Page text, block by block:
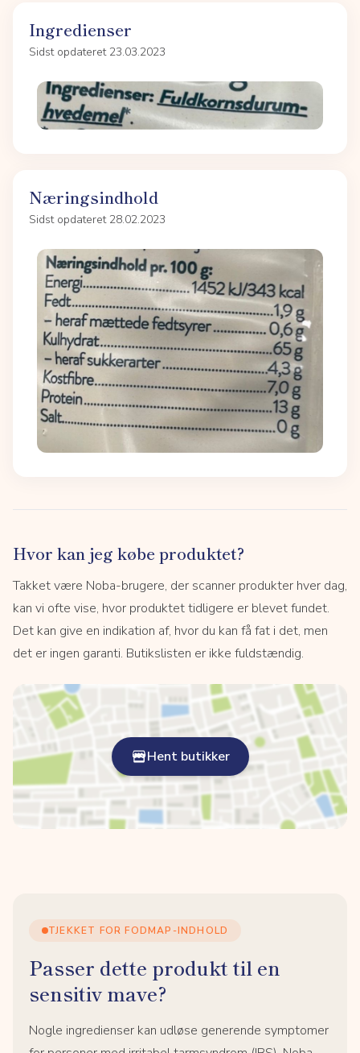
Ingredienser
Sidst opdateret 23.03.2023
Næringsindhold
Sidst opdateret 28.02.2023
Hvor kan jeg købe produktet?
Takket være Noba-brugere, der scanner produkter hver dag,
kan vi ofte vise, hvor produktet tidligere er blevet fundet.
Det kan give en indikation af, hvor du kan få fat i det, men
det er ingen garanti. Butikslisten er ikke fuldstændig.
Hent butikker
TJEKKET FOR FODMAP-INDHOLD
Passer dette produkt til en
sensitiv mave?
Nogle ingredienser kan udløse generende symptomer